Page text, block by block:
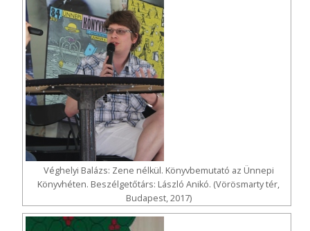
Véghelyi Balázs: Zene nélkül. Könyvbemutató az Ünnepi
Könyvhéten. Beszélgetőtárs: László Anikó. (Vörösmarty tér,
Budapest, 2017)